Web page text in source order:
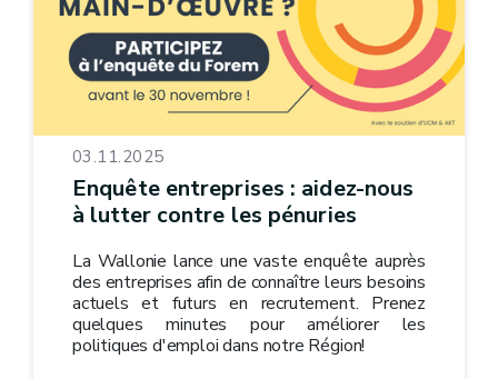
03.11.2025
Enquête entreprises : aidez-nous
à lutter contre les pénuries
La Wallonie lance une vaste enquête auprès
des entreprises afin de connaître leurs besoins
actuels et futurs en recrutement. Prenez
quelques minutes pour améliorer les
politiques d'emploi dans notre Région!